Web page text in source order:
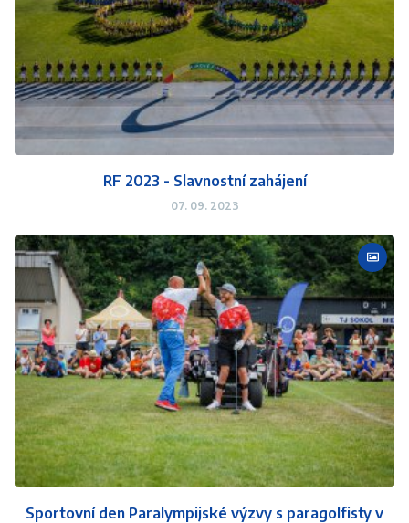
RF 2023 - Slavnostní zahájení
07. 09. 2023
Sportovní den Paralympijské výzvy s paragolfisty v